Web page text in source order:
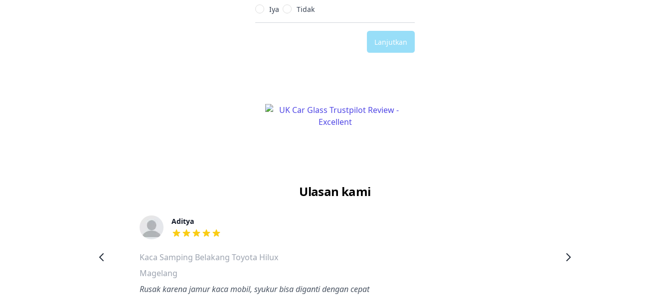
Iya
Tidak
Lanjutkan
Ulasan kami
Aditya
dari ulasan adalah bintang lima
Kaca Samping Belakang Toyota Hilux
Magelang
Rusak karena jamur kaca mobil, syukur bisa diganti dengan cepat